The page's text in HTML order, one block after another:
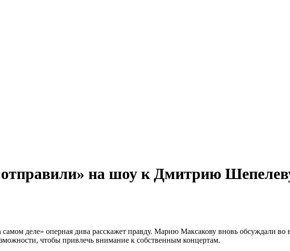
на шоу к Дмитрию
деле» оперная дива расскажет правду. Марию Максакову вновь обсуждали во
чтобы привлечь внимание к собственным концертам.